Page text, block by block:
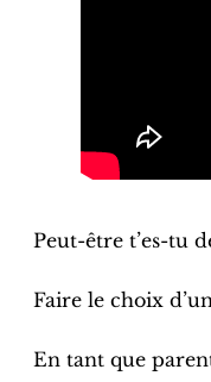
Peut-être t’es-tu
Faire le choix
En tant que